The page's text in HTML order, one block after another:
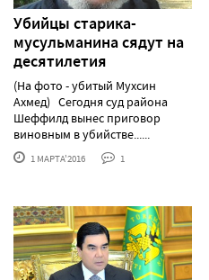
Убийцы старика-
мусульманина сядут на
десятилетия
(На фото - убитый Мухсин
Ахмед) Сегодня суд района
Шеффилд вынес приговор
виновным в убийстве......
1 МАРТА'2016 1